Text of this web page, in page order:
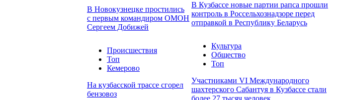
В Новокузнецке простились
с первым командиром ОМОН
Сергеем Добижей
В Кузбассе новые партии рапса прошли
контроль в Россельхознадзоре перед
отправкой в Республику Беларусь
Происшествия
Топ
Кемерово
На кузбасской трассе сгорел
бензовоз
Культура
Общество
Топ
Участниками VI Международного
шахтерского Сабантуя в Кузбассе стали